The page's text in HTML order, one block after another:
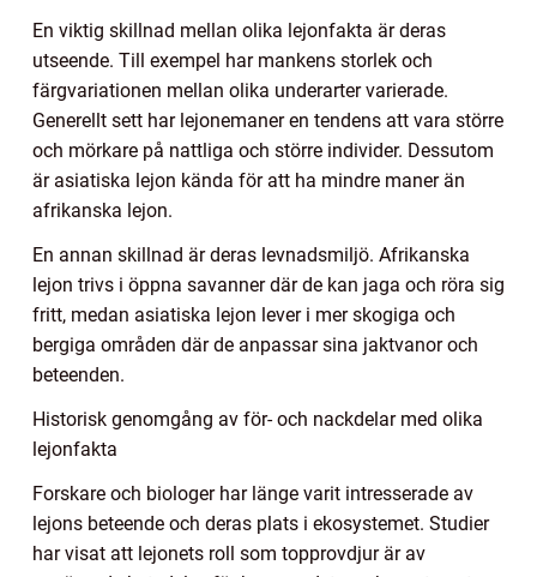
En viktig skillnad mellan olika lejonfakta är deras
utseende. Till exempel har mankens storlek och
färgvariationen mellan olika underarter varierade.
Generellt sett har lejonemaner en tendens att vara större
och mörkare på nattliga och större individer. Dessutom
är asiatiska lejon kända för att ha mindre maner än
afrikanska lejon.
En annan skillnad är deras levnadsmiljö. Afrikanska
lejon trivs i öppna savanner där de kan jaga och röra sig
fritt, medan asiatiska lejon lever i mer skogiga och
bergiga områden där de anpassar sina jaktvanor och
beteenden.
Historisk genomgång av för- och nackdelar med olika
lejonfakta
Forskare och biologer har länge varit intresserade av
lejons beteende och deras plats i ekosystemet. Studier
har visat att lejonets roll som topprovdjur är av